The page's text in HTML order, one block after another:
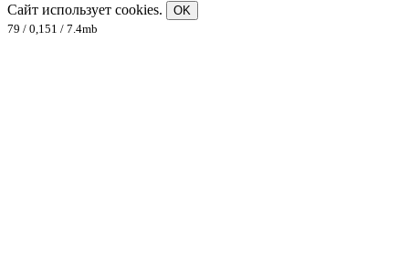
Сайт использует cookies.
OK
79 / 0,151 / 7.4mb